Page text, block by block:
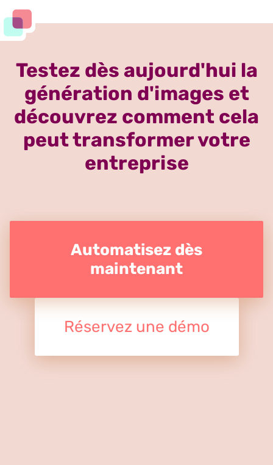
Testez dès aujourd'hui la
génération d'images et
découvrez comment cela
peut transformer votre
entreprise
Automatisez dès
maintenant
Réservez une démo